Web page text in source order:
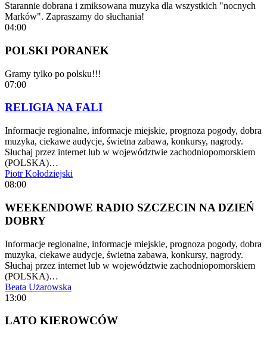
Starannie dobrana i zmiksowana muzyka dla wszystkich "nocnych
Marków". Zapraszamy do słuchania!
04:00
POLSKI PORANEK
Gramy tylko po polsku!!!
07:00
RELIGIA NA FALI
Informacje regionalne, informacje miejskie, prognoza pogody, dobra
muzyka, ciekawe audycje, świetna zabawa, konkursy, nagrody.
Słuchaj przez internet lub w województwie zachodniopomorskiem
(POLSKA)…
Piotr Kołodziejski
08:00
WEEKENDOWE RADIO SZCZECIN NA DZIEŃ
DOBRY
Informacje regionalne, informacje miejskie, prognoza pogody, dobra
muzyka, ciekawe audycje, świetna zabawa, konkursy, nagrody.
Słuchaj przez internet lub w województwie zachodniopomorskiem
(POLSKA)…
Beata Użarowska
13:00
LATO KIEROWCÓW